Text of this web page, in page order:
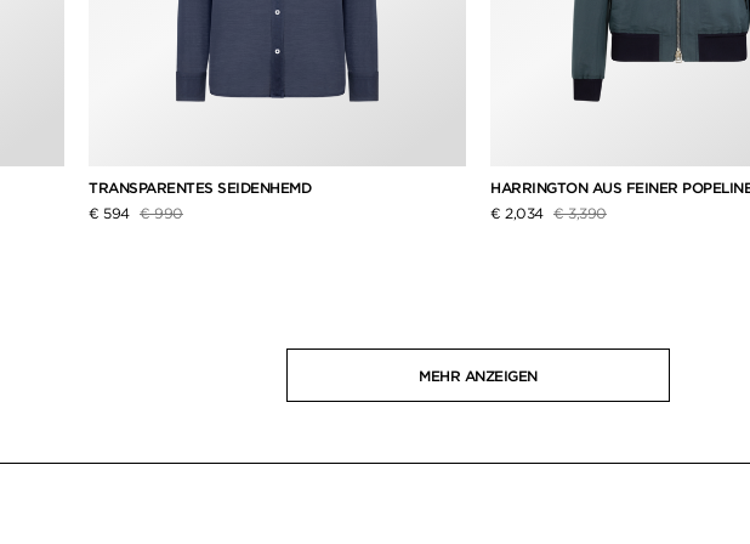
TRANSPARENTES SEIDENHEMD
€ 594 Preis reduziert von
€ 990auf
HARRINGTON AUS FEINER
€ 2,034 Preis reduziert von
€ 3,390auf
MEHR ANZEIGEN